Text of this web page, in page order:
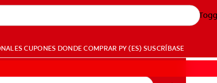
CUPONES DONDE COMPRAR PY (ES) SUSCRÍBASE